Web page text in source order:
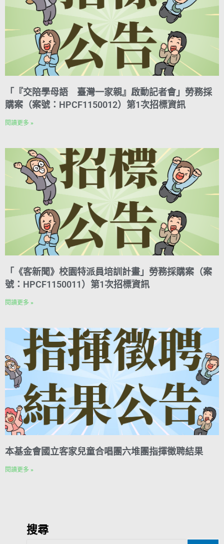
「『交陪學母語 臺灣一家親』啟動記者會」勞務採
購案（案號：HPCF1150012）第1次招標資訊
閱讀更多 »
「《客新聞》校園特派員培訓計畫」勞務採購案（案
號：HPCF1150011）第1次招標資訊
閱讀更多 »
本基金會國立客家兒童合唱團六堆團指揮徵聘結果
閱讀更多 »
搜尋